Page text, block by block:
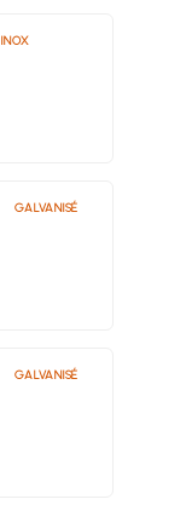
INOX
GALVANISÉ
GALVANISÉ